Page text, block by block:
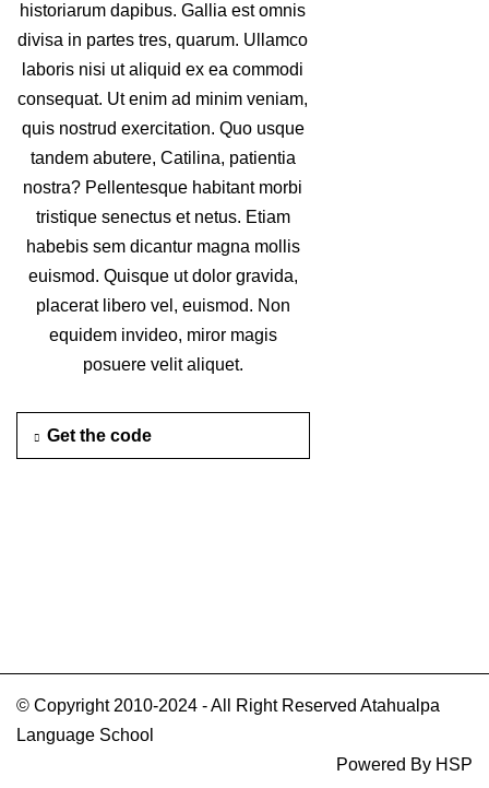
historiarum dapibus. Gallia est omnis
divisa in partes tres, quarum. Ullamco
laboris nisi ut aliquid ex ea commodi
consequat. Ut enim ad minim veniam,
quis nostrud exercitation. Quo usque
tandem abutere, Catilina, patientia
nostra? Pellentesque habitant morbi
tristique senectus et netus. Etiam
habebis sem dicantur magna mollis
euismod. Quisque ut dolor gravida,
placerat libero vel, euismod. Non
equidem invideo, miror magis
posuere velit aliquet.
Get the code
© Copyright 2010-2024 - All Right Reserved Atahualpa
Language School
Powered By HSP